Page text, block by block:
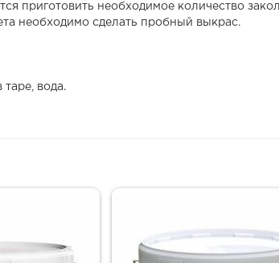
приготовить необходимое количество
необходимо сделать пробный выкрас.
вода.